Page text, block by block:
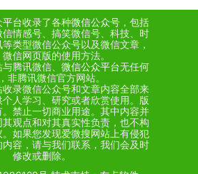
平台收录了各种微信公众号 ，包括
情感号、搞笑微信号、科技、时
类型微信公众号以及微信文章，
微信网页版的使用方法。
腾讯微信、 微信公众平台无任何
非腾讯微信官方网站。
录微信公众号和文章内容全部来
个人学习、研究或者欣赏使用。版
禁止一切商业用途。其中内容并
观点和对其真实性负责，也不构
如果您发现爱微搜网站上有侵犯
容，请与我们联系，我们会及时
修改或删除。